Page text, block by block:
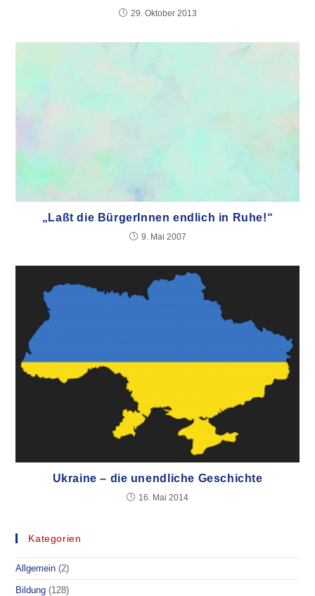
29. Oktober 2013
„Laßt die BürgerInnen endlich in Ruhe!“
9. Mai 2007
Ukraine – die unendliche Geschichte
16. Mai 2014
Kategorien
Allgemein (2)
Bildung (128)